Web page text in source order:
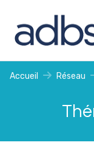
Accueil Réseau